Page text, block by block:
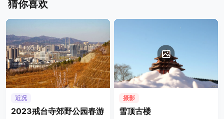
猜你喜欢
近况
2023戒台寺郊野公园春游
摄影
雪顶古楼